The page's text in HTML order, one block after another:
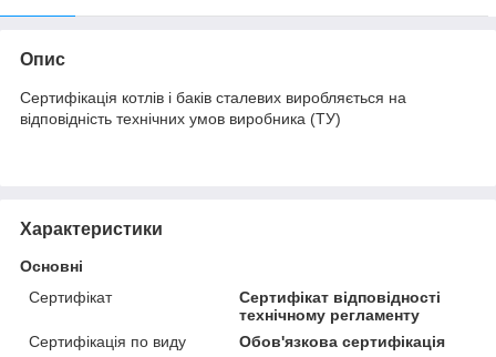
Опис
Сертифікація котлів і баків сталевих виробляється на
відповідність технічних умов виробника (ТУ)
Характеристики
Основні
Сертифікат
Сертифікат відповідності
технічному регламенту
Сертифікація по виду
Обов'язкова сертифікація